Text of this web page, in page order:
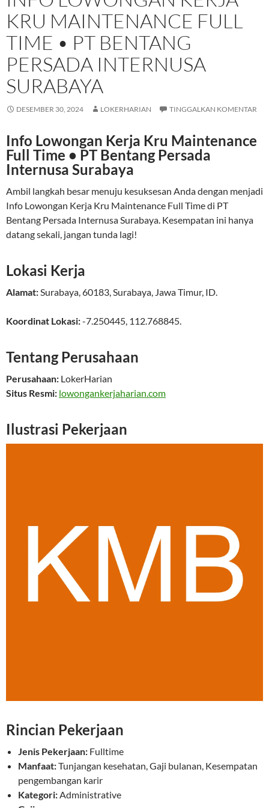
KRU MAINTENANCE FULL
TIME • PT BENTANG
PERSADA INTERNUSA
SURABAYA
DESEMBER 30, 2024 LOKERHARIAN TINGGALKAN KOMENTAR
Info Lowongan Kerja Kru Maintenance
Full Time • PT Bentang Persada
Internusa Surabaya
Ambil langkah besar menuju kesuksesan Anda dengan menjadi
Info Lowongan Kerja Kru Maintenance Full Time di PT
Bentang Persada Internusa Surabaya. Kesempatan ini hanya
datang sekali, jangan tunda lagi!
Lokasi Kerja
Alamat:Surabaya,60183,Surabaya, Jawa Timur, ID.
Koordinat Lokasi:-7.250445, 112.768845.
Tentang Perusahaan
Perusahaan: LokerHarian
Situs Resmi: lowongankerjaharian.com
Ilustrasi Pekerjaan
Rincian Pekerjaan
Jenis Pekerjaan: Fulltime
Manfaat:Tunjangan kesehatan, Gaji bulanan, Kesempatan
pengembangan karir
Kategori:Administrative